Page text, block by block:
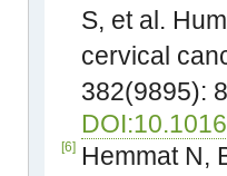
S, et al.
cervical
382(9895):
[6] Hemmat N,